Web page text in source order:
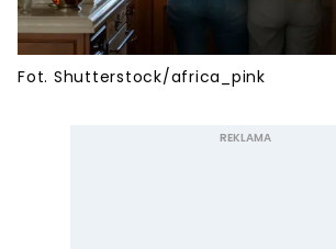
Fot. Shutterstock/africa_pink